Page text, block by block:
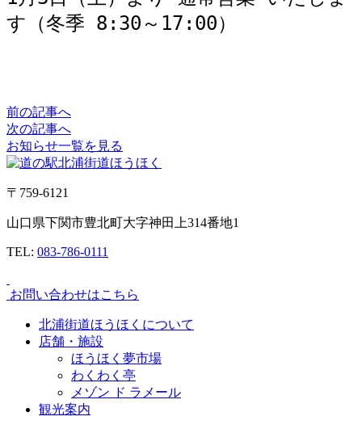
す（冬季 8:30～17:00）
前の記事へ
次の記事へ
お知らせ一覧を見る
〒759-6121
山口県下関市豊北町大字神田上314番地1
TEL: 083-786-0111
お問い合わせはこちら
北浦街道ほうほくについて
店舗・施設
ほうほく夢市場
わくわく亭
メゾン ド ラメール
観光案内